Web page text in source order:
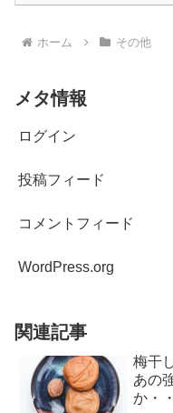
ホーム その他
メタ情報
ログイン
投稿フィード
コメントフィード
WordPress.org
関連記事
梅干
あの
か・